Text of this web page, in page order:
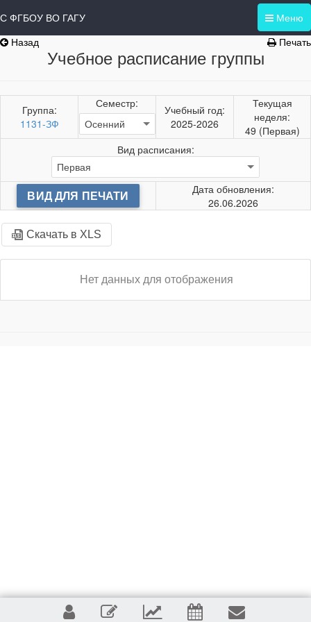
Меню
ФГБОУ ВО ГАГУ
Назад
Печать
Учебное расписание группы
Группа:
1131-ЗФ
Семестр:
Учебный год:
2025-2026
Текущая
неделя:
49 (Первая)
Вид расписания:
ВИД ДЛЯ ПЕЧАТИ
Дата обновления:
26.06.2026
Скачать в XLS
Нет данных для отображения